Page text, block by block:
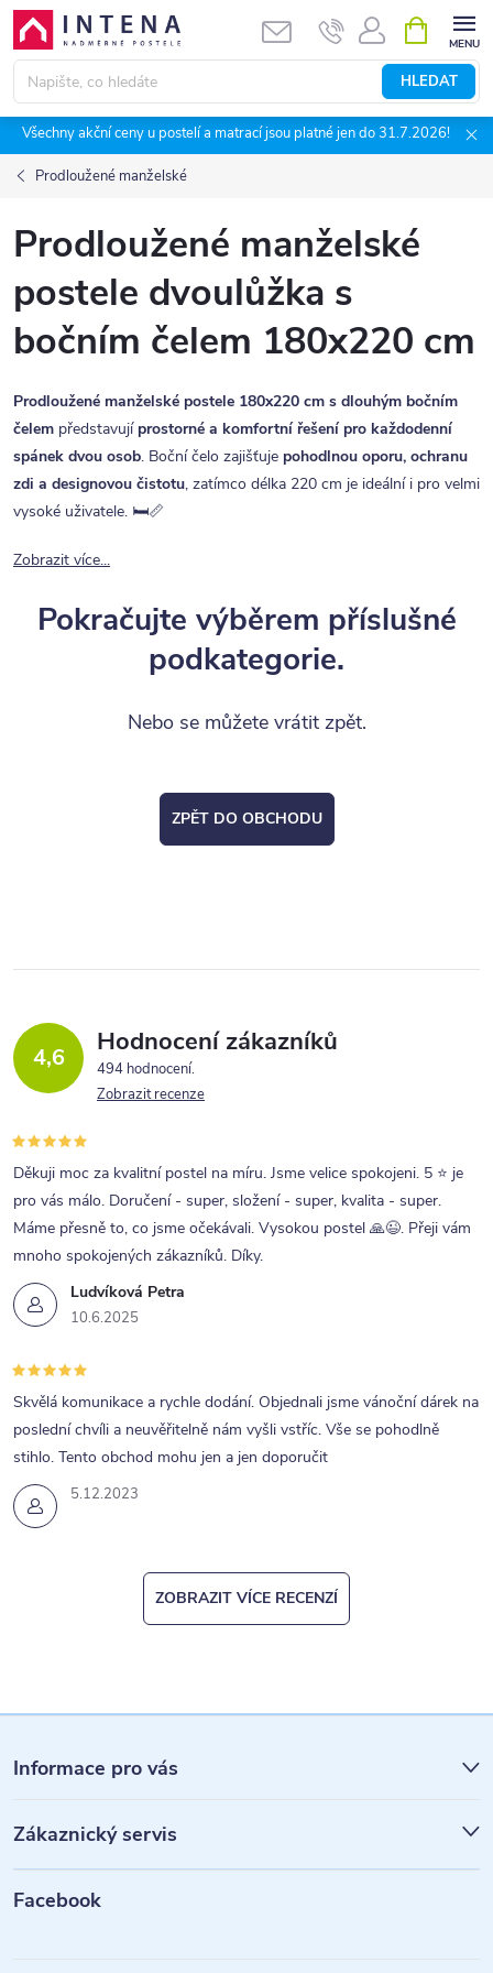
Přejít
obsah
HLEDAT
NÁKUPNÍ
KOŠÍK
Všechny akční ceny u postelí a matrací jsou platné jen do 31.7.2026!
Prodloužené manželské
Prodloužené manželské
postele dvoulůžka s
bočním čelem 180x220 cm
Prodloužené manželské postele 180x220 cm s dlouhým bočním
čelem představují prostorné a komfortní řešení pro každodenní
spánek dvou osob. Boční čelo zajišťuje pohodlnou oporu, ochranu
zdi a designovou čistotu, zatímco délka 220 cm je ideální i pro velmi
vysoké uživatele. 🛏️📏
Zobrazit více...
Pokračujte výběrem příslušné
podkategorie.
Nebo se můžete vrátit zpět.
ZPĚT DO OBCHODU
4,6 Hodnocení zákazníků
494 hodnocení
Zobrazit recenze
Ludvíková Petra
10.6.2025
Děkuji moc za kvalitní postel na míru. Jsme velice spokojeni. 5 ⭐ je
pro vás málo. Doručení - super, složení - super, kvalita - super.
Máme přesně to, co jsme očekávali. Vysokou postel 🙏😉. Přeji vám
mnoho spokojených zákazníků. Díky.
5.12.2023
Skvělá komunikace a rychle dodání. Objednali jsme vánoční dárek na
poslední chvíli a neuvěřitelně nám vyšli vstříc. Vše se pohodlně
stihlo. Tento obchod mohu jen a jen doporučit
ZOBRAZIT VÍCE RECENZÍ
á
p
a
Informace pro vás
Zákaznický servis
Facebook